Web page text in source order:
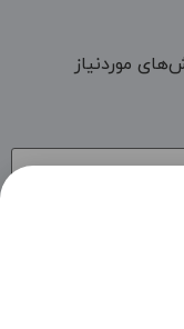
موردنیاز